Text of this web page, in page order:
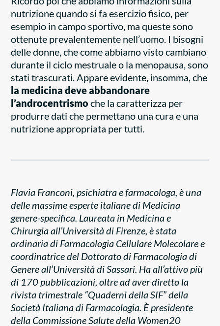
nutrizione quando si fa esercizio fisico, per
esempio in campo sportivo, ma queste sono
ottenute prevalentemente nell’uomo. I bisogni
delle donne, che come abbiamo visto cambiano
durante il ciclo mestruale o la menopausa, sono
stati trascurati. Appare evidente, insomma, che
la medicina deve abbandonare
l’androcentrismo che la caratterizza per
produrre dati che permettano una cura e una
nutrizione appropriata per tutti.
Flavia Franconi, psichiatra e farmacologa, è una
delle massime esperte italiane di Medicina
genere-specifica. Laureata in Medicina e
Chirurgia all’Università di Firenze, è stata
ordinaria di Farmacologia Cellulare Molecolare e
coordinatrice del Dottorato di Farmacologia di
Genere all’Università di Sassari. Ha all’attivo più
di 170 pubblicazioni, oltre ad aver diretto la
rivista trimestrale “Quaderni della SIF” della
Società Italiana di Farmacologia. È presidente
della Commissione Salute della Women20